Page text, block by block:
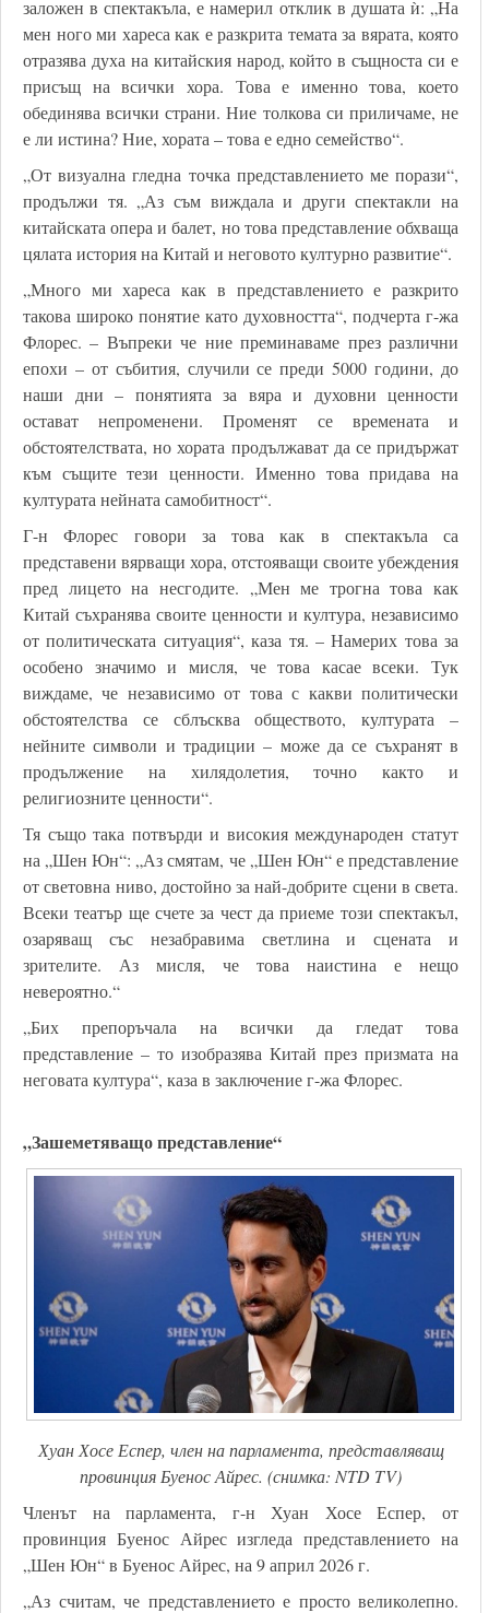
заложен в спектакъла, е намерил отклик в душата ѝ: „На
мен ного ми хареса как е разкрита темата за вярата, която
отразява духа на китайския народ, който в същноста си е
присъщ на всички хора. Това е именно това, което
обединява всички страни. Ние толкова си приличаме, не
е ли истина? Ние, хората – това е едно семейство“.
„От визуална гледна точка представлението ме порази“,
продължи тя. „Аз съм виждала и други спектакли на
китайската опера и балет, но това представление обхваща
цялата история на Китай и неговото културно развитие“.
„Много ми хареса как в представлението е разкрито
такова широко понятие като духовността“, подчерта г-жа
Флорес. – Въпреки че ние преминаваме през различни
епохи – от събития, случили се преди 5000 години, до
наши дни – понятията за вяра и духовни ценности
остават непроменени. Променят се времената и
обстоятелствата, но хората продължават да се придържат
към същите тези ценности. Именно това придава на
културата нейната самобитност“.
Г-н Флорес говори за това как в спектакъла са
представени вярващи хора, отстояващи своите убеждения
пред лицето на несгодите. „Мен ме трогна това как
Китай съхранява своите ценности и култура, независимо
от политическата ситуация“, каза тя. – Намерих това за
особено значимо и мисля, че това касае всеки. Тук
виждаме, че независимо от това с какви политически
обстоятелства се сблъсква обществото, културата –
нейните символи и традиции – може да се съхранят в
продължение на хилядолетия, точно както и
религиозните ценности“.
Тя също така потвърди и високия международен статут
на „Шен Юн“: „Аз смятам, че „Шен Юн“ е представление
от световна ниво, достойно за най-добрите сцени в света.
Всеки театър ще счете за чест да приеме този спектакъл,
озаряващ със незабравима светлина и сцената и
зрителите. Аз мисля, че това наистина е нещо
невероятно.“
„Бих препоръчала на всички да гледат това
представление – то изобразява Китай през призмата на
неговата култура“, каза в заключение г-жа Флорес.
„Зашеметяващо представление“
Хуан Хосе Еспер, член на парламента, представляващ
провинция Буенос Айрес. (снимка: NTD TV)
Членът на парламента, г-н Хуан Хосе Еспер, от
провинция Буенос Айрес изгледа представлението на
„Шен Юн“ в Буенос Айрес, на 9 април 2026 г.
„Аз считам, че представлението е просто великолепно.